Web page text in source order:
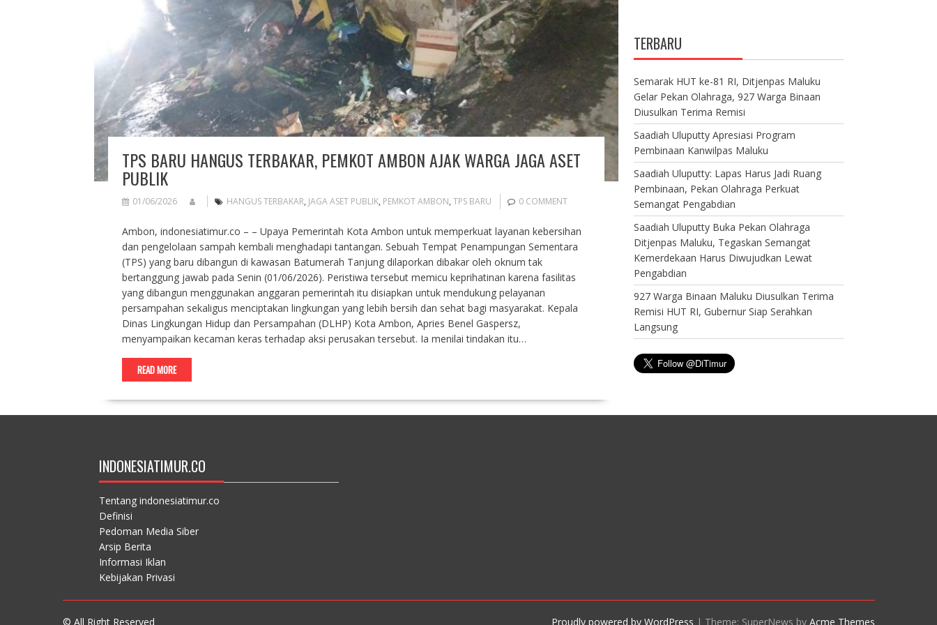
TPS BARU HANGUS TERBAKAR, PEMKOT AMBON AJAK WARGA JAGA ASET
PUBLIK
01/06/2026 HANGUS TERBAKAR, JAGA ASET PUBLIK, PEMKOT AMBON, TPS BARU 0 COMMENT
Ambon, indonesiatimur.co – – Upaya Pemerintah Kota Ambon untuk memperkuat layanan kebersihan
dan pengelolaan sampah kembali menghadapi tantangan. Sebuah Tempat Penampungan Sementara
(TPS) yang baru dibangun di kawasan Batumerah Tanjung dilaporkan dibakar oleh oknum tak
bertanggung jawab pada Senin (01/06/2026). Peristiwa tersebut memicu keprihatinan karena fasilitas
yang dibangun menggunakan anggaran pemerintah itu disiapkan untuk mendukung pelayanan
persampahan sekaligus menciptakan lingkungan yang lebih bersih dan sehat bagi masyarakat. Kepala
Dinas Lingkungan Hidup dan Persampahan (DLHP) Kota Ambon, Apries Benel Gaspersz,
menyampaikan kecaman keras terhadap aksi perusakan tersebut. Ia menilai tindakan itu…
READ MORE
TERBARU
Semarak HUT ke-81 RI, Ditjenpas Maluku
Gelar Pekan Olahraga, 927 Warga Binaan
Diusulkan Terima Remisi
Saadiah Uluputty Apresiasi Program
Pembinaan Kanwilpas Maluku
Saadiah Uluputty: Lapas Harus Jadi Ruang
Pembinaan, Pekan Olahraga Perkuat
Semangat Pengabdian
Saadiah Uluputty Buka Pekan Olahraga
Ditjenpas Maluku, Tegaskan Semangat
Kemerdekaan Harus Diwujudkan Lewat
Pengabdian
927 Warga Binaan Maluku Diusulkan Terima
Remisi HUT RI, Gubernur Siap Serahkan
Langsung
INDONESIATIMUR.CO
Tentang indonesiatimur.co
Definisi
Pedoman Media Siber
Arsip Berita
Informasi Iklan
Kebijakan Privasi
© All Right Reserved Proudly powered by WordPress | Theme: SuperNews by Acme Themes